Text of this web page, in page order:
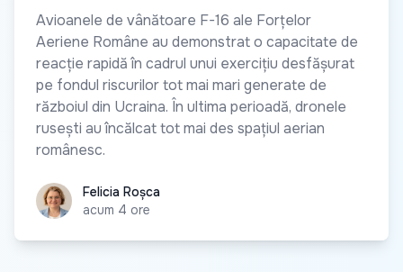
Avioanele de vânătoare F-16 ale Forțelor
Aeriene Române au demonstrat o capacitate de
reacție rapidă în cadrul unui exercițiu desfășurat
pe fondul riscurilor tot mai mari generate de
războiul din Ucraina. În ultima perioadă, dronele
rusești au încălcat tot mai des spațiul aerian
românesc.
Felicia RoșcaFelicia Roșca
acum 4 ore